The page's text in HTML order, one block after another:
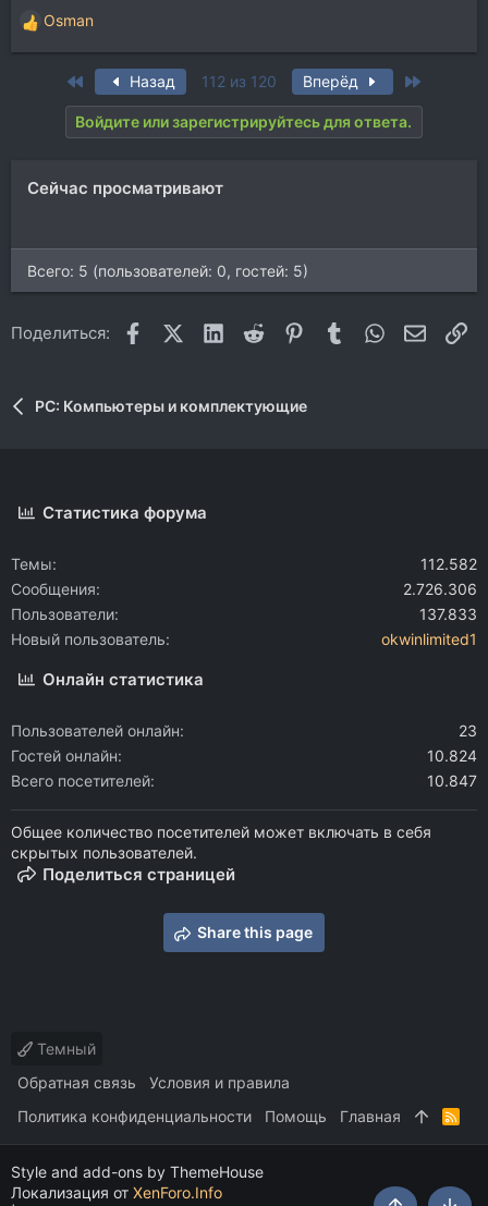
Р
е
Osman
First Назад 112 из 120 Вперёд
Войдите или зарегистрируйтесь для ответа.
Сейчас просматривают
Всего: 5 (пользователей: 0, гостей: 5)
Поделиться: FacebookX (Twitter)
LinkedIn
Reddit Pinterest
Tumblr WhatsApp
PC: Компьютеры и комплектующие
Статистика форума
Темы
112.582
Сообщения
2.726.306
Пользователи
137.833
Новый пользователь
okwinlimited1
Онлайн статистика
Пользователей онлайн
23
Гостей онлайн
10.824
Всего посетителей
10.847
Общее количество посетителей может включать в себя
скрытых пользователей.
Поделиться страницей
Share this page
Темный
Обратная связь
Условия и правила
Политика конфиденциальности
Помощь Главная
R
Style and add-ons by ThemeHouse
Локализация от XenForo.Info